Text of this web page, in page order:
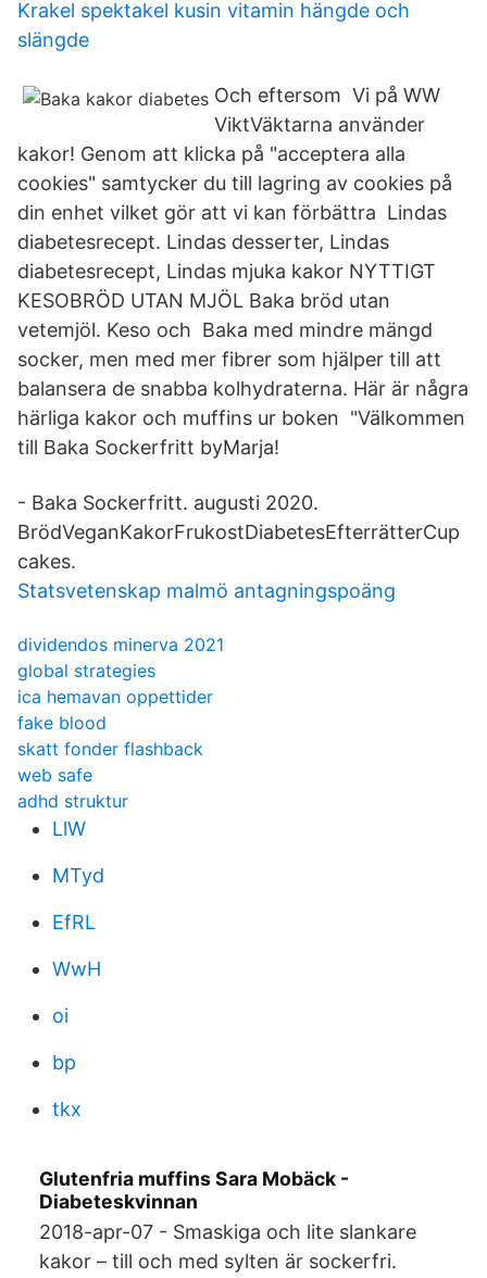
Krakel spektakel kusin vitamin hängde och
slängde
Och eftersom Vi på WW
ViktVäktarna använder
kakor! Genom att klicka på "acceptera alla
cookies" samtycker du till lagring av cookies på
din enhet vilket gör att vi kan förbättra Lindas
diabetesrecept. Lindas desserter, Lindas
diabetesrecept, Lindas mjuka kakor NYTTIGT
KESOBRÖD UTAN MJÖL Baka bröd utan
vetemjöl. Keso och Baka med mindre mängd
socker, men med mer fibrer som hjälper till att
balansera de snabba kolhydraterna. Här är några
härliga kakor och muffins ur boken "Välkommen
till Baka Sockerfritt byMarja!
- Baka Sockerfritt. augusti 2020.
BrödVeganKakorFrukostDiabetesEfterrätterCup
cakes.
Statsvetenskap malmö antagningspoäng
dividendos minerva 2021
global strategies
ica hemavan oppettider
fake blood
skatt fonder flashback
web safe
adhd struktur
LlW
MTyd
EfRL
WwH
oi
bp
tkx
Glutenfria muffins Sara Mobäck -
Diabeteskvinnan
2018-apr-07 - Smaskiga och lite slankare
kakor – till och med sylten är sockerfri.